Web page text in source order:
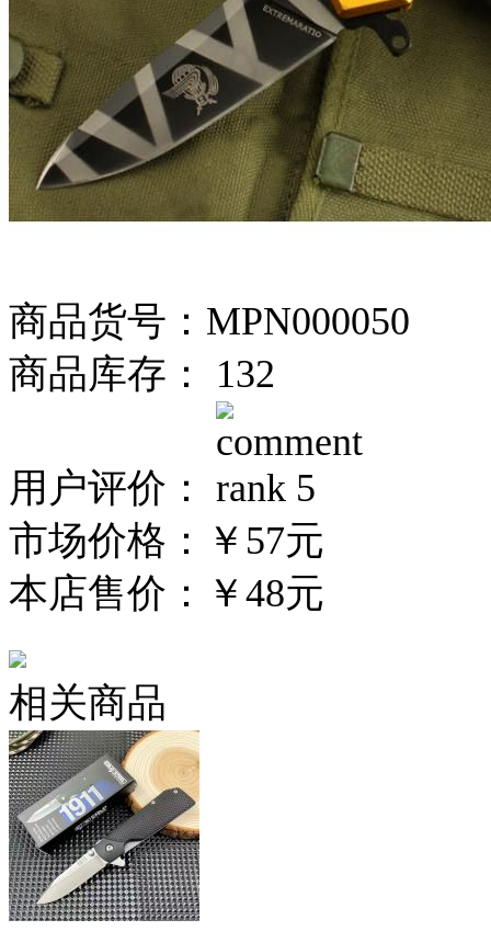
商品货号：MPN000050
商品库存： 132
用户评价：
市场价格： ￥57元
本店售价： ￥48元
相关商品